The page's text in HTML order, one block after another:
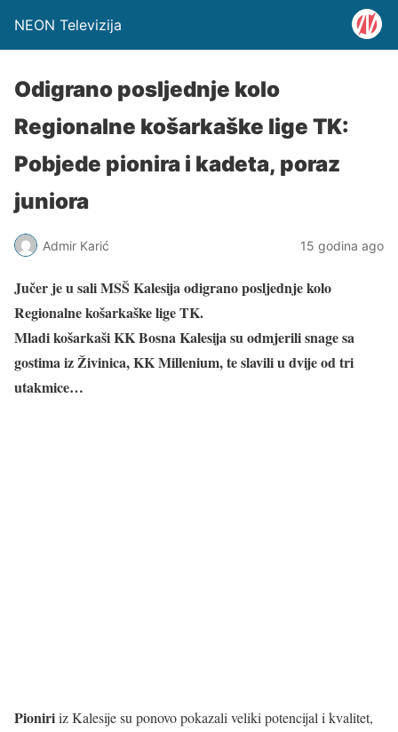
NEON Televizija
Odigrano posljednje kolo
Regionalne košarkaške lige TK:
Pobjede pionira i kadeta, poraz
juniora
Admir Karić 15 godina ago
Jučer je u sali MSŠ Kalesija odigrano posljednje kolo
Regionalne košarkaške lige TK.
Mladi košarkaši KK Bosna Kalesija su odmjerili snage sa
gostima iz Živinica, KK Millenium, te slavili u dvije od tri
utakmice…
Pioniriiz Kalesije su ponovo pokazali veliki potencijal i kvalitet,